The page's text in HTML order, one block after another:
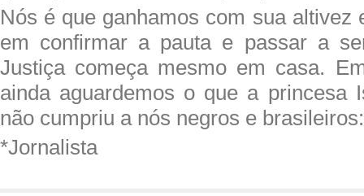
Nós é que ganhamos com sua altivez
em confirmar a pauta e passar a
Justiça começa mesmo em casa.
ainda aguardemos o que a princesa
não cumpriu a nós negros e
*Jornalista